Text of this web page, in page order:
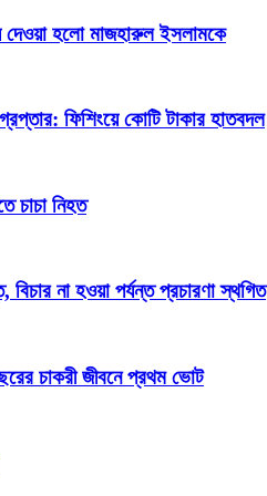
দেওয়া হলো মাজহারুল ইসলামকে
ফিশিংয়ে কোটি টাকার হাতবদল
চাচা নিহত
না হওয়া পর্যন্ত প্রচারণা স্থগিত
চাকরী জীবনে প্রথম ভোট